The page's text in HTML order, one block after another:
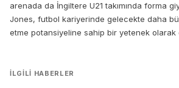
arenada da İngiltere U21 takımında forma
Jones, futbol kariyerinde gelecekte daha
etme potansiyeline sahip bir yetenek olarak
İLGILI HABERLER